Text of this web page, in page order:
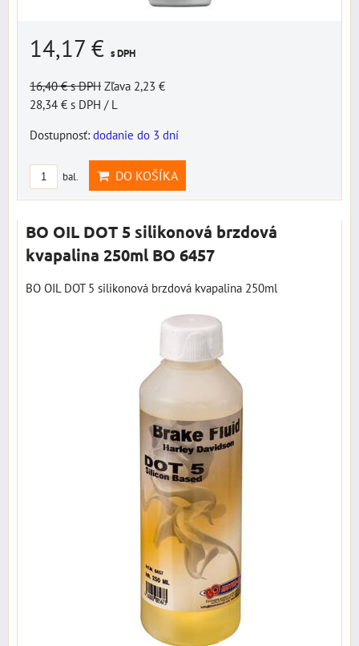
14,17 € s DPH
16,40 €s DPH Zľava 2,23 €
28,34 € s DPH / L
Dostupnosť: dodanie do 3 dní
bal. DO KOŠÍKA
BO OIL DOT 5 silikonová brzdová
kvapalina 250ml BO 6457
BO OIL DOT 5 silikonová brzdová kvapalina 250ml